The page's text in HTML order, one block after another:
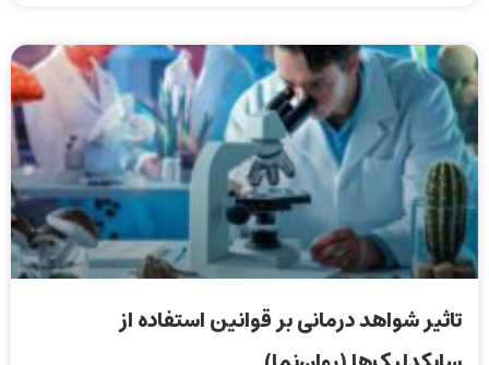
تاثیر شواهد درمانی بر قوانین استفاده از